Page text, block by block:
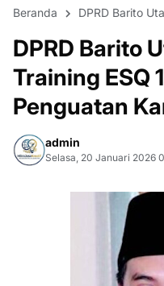
Beranda DPRD Barito
DPRD Barito
Training ESQ
Penguatan
admin
Selasa, 20 Januari 2026